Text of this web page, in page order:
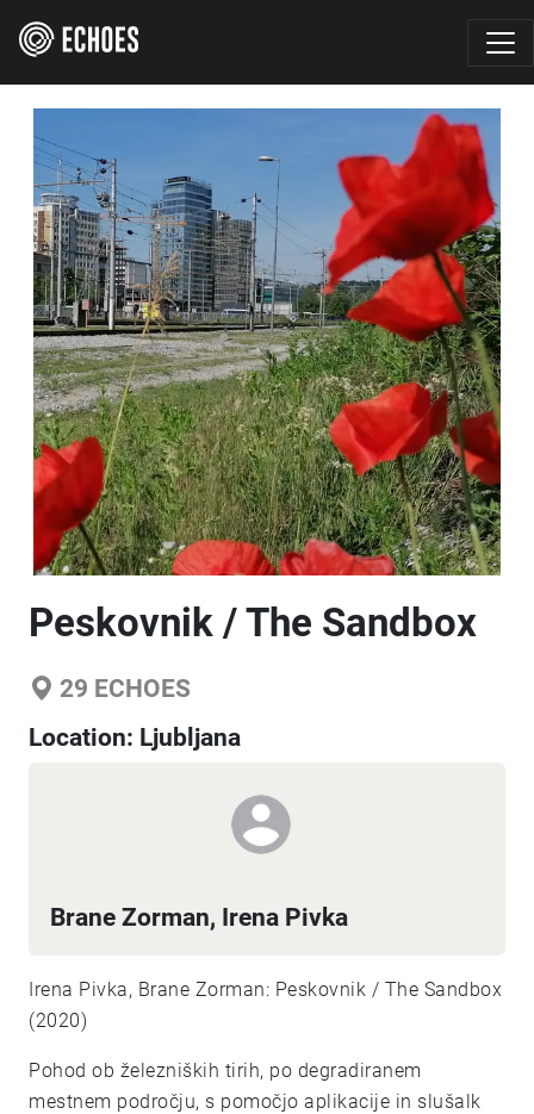
Peskovnik / The Sandbox
29 ECHOES
Location: Ljubljana
Brane Zorman, Irena Pivka
Irena Pivka, Brane Zorman: Peskovnik / The Sandbox
(2020)
Pohod ob železniških tirih, po degradiranem
mestnem področju, s pomočjo aplikacije in slušalk